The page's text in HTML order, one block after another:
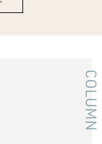
COLUMN
統